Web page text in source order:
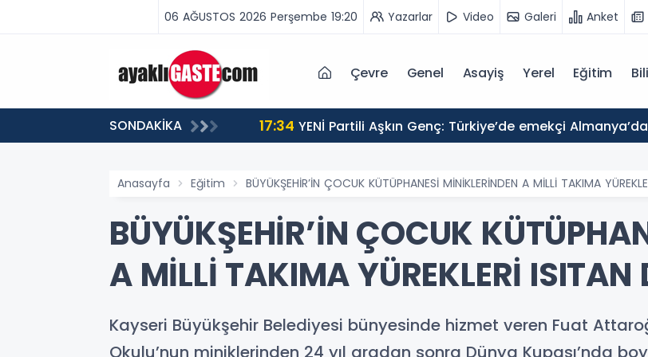
06 AĞUSTOS 2026 Perşembe 19:20 Yazarlar Video Galeri Anket
Çevre Genel Asayiş Yerel Eğitim
SONDAKİKA 17:34 YENİ Partili Aşkın Genç: Türkiye’de emekçi Almanya’dan yüzde 25 fazla çalışıyor, asgari ücret ayın 18
gününe yetiyor
Anasayfa Eğitim BÜYÜKŞEHİR’İN ÇOCUK KÜTÜPHANESİ MİNİKLERİNDEN A MİLLİ TAKIMA
BÜYÜKŞEHİR’İN ÇOCUK
A MİLLİ TAKIMA YÜREKLERİ ISITAN
Kayseri Büyükşehir Belediyesi bünyesinde hizmet veren Fuat
Okulu’nun miniklerinden 24 yıl aradan sonra Dünya Kupası’nda